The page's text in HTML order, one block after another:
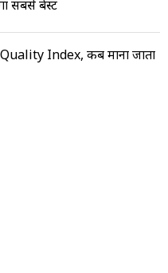
सबसे बेस्ट
Quality Index, कब माना जाता